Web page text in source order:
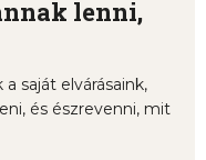
lenni,
saját elvárásaink,
és észrevenni, mit